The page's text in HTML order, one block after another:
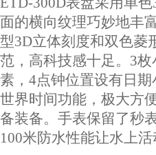
面的横向纹理巧妙地丰
型3D立体刻度和双色菱
范，高科技感十足。3
素，4点钟位置设有日
世界时间功能，极大方
备装备。手表保留了秒
100米防水性能让水上活